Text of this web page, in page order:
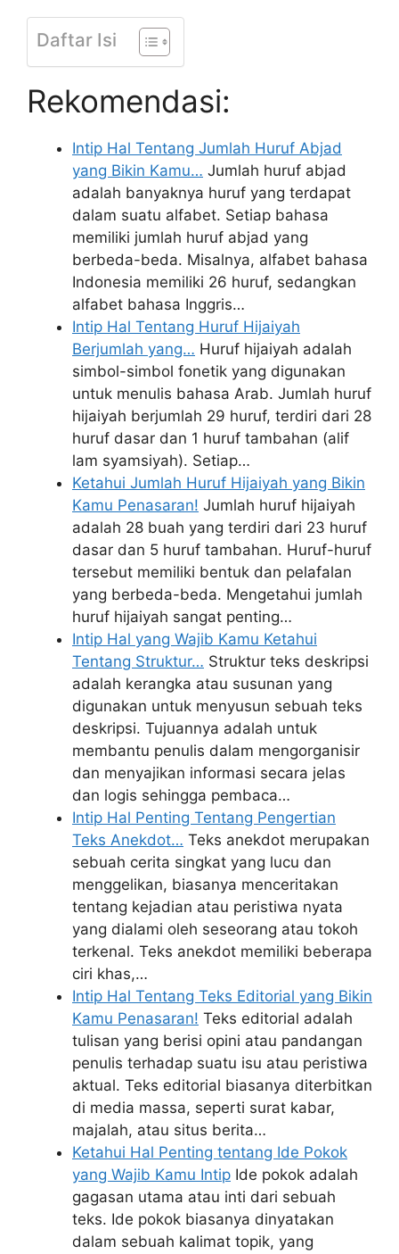
Daftar Isi
Rekomendasi:
Intip Hal Tentang Jumlah Huruf Abjad
yang Bikin Kamu… Jumlah huruf abjad
adalah banyaknya huruf yang terdapat
dalam suatu alfabet. Setiap bahasa
memiliki jumlah huruf abjad yang
berbeda-beda. Misalnya, alfabet bahasa
Indonesia memiliki 26 huruf, sedangkan
alfabet bahasa Inggris…
Intip Hal Tentang Huruf Hijaiyah
Berjumlah yang… Huruf hijaiyah adalah
simbol-simbol fonetik yang digunakan
untuk menulis bahasa Arab. Jumlah huruf
hijaiyah berjumlah 29 huruf, terdiri dari 28
huruf dasar dan 1 huruf tambahan (alif
lam syamsiyah). Setiap…
Ketahui Jumlah Huruf Hijaiyah yang Bikin
Kamu Penasaran! Jumlah huruf hijaiyah
adalah 28 buah yang terdiri dari 23 huruf
dasar dan 5 huruf tambahan. Huruf-huruf
tersebut memiliki bentuk dan pelafalan
yang berbeda-beda. Mengetahui jumlah
huruf hijaiyah sangat penting…
Intip Hal yang Wajib Kamu Ketahui
Tentang Struktur… Struktur teks deskripsi
adalah kerangka atau susunan yang
digunakan untuk menyusun sebuah teks
deskripsi. Tujuannya adalah untuk
membantu penulis dalam mengorganisir
dan menyajikan informasi secara jelas
dan logis sehingga pembaca…
Intip Hal Penting Tentang Pengertian
Teks Anekdot… Teks anekdot merupakan
sebuah cerita singkat yang lucu dan
menggelikan, biasanya menceritakan
tentang kejadian atau peristiwa nyata
yang dialami oleh seseorang atau tokoh
terkenal. Teks anekdot memiliki beberapa
ciri khas,…
Intip Hal Tentang Teks Editorial yang Bikin
Kamu Penasaran! Teks editorial adalah
tulisan yang berisi opini atau pandangan
penulis terhadap suatu isu atau peristiwa
aktual. Teks editorial biasanya diterbitkan
di media massa, seperti surat kabar,
majalah, atau situs berita…
Ketahui Hal Penting tentang Ide Pokok
yang Wajib Kamu Intip Ide pokok adalah
gagasan utama atau inti dari sebuah
teks. Ide pokok biasanya dinyatakan
dalam sebuah kalimat topik, yang